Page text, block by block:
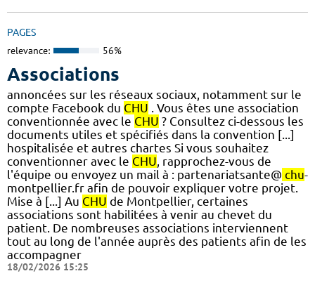
PAGES
relevance: 56%
Associations
annoncées sur les réseaux sociaux, notamment sur le
compte Facebook du CHU . Vous êtes une association
conventionnée avec le CHU ? Consultez ci-dessous les
documents utiles et spécifiés dans la convention [...]
hospitalisée et autres chartes Si vous souhaitez
conventionner avec le CHU , rapprochez-vous de
l'équipe ou envoyez un mail à : partenariatsante@ chu-
montpellier.fr afin de pouvoir expliquer votre projet.
Mise à [...] Au CHU de Montpellier, certaines
associations sont habilitées à venir au chevet du
patient. De nombreuses associations interviennent
tout au long de l'année auprès des patients afin de les
accompagner
18/02/2026 15:25